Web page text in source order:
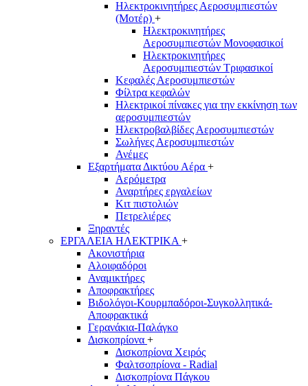
Ηλεκτροκινητήρες Αεροσυμπιεστών
(Μοτέρ) +
Ηλεκτροκινητήρες
Αεροσυμπιεστών Μονοφασικοί
Ηλεκτροκινητήρες
Αεροσυμπιεστών Τριφασικοί
Κεφαλές Αεροσυμπιεστών
Φίλτρα κεφαλών
Ηλεκτρικοί πίνακες για την εκκίνηση των
αεροσυμπιεστών
Ηλεκτροβαλβίδες Αεροσυμπιεστών
Σωλήνες Αεροσυμπιεστών
Ανέμες
Εξαρτήματα Δικτύου Αέρα +
Αερόμετρα
Αναρτήρες εργαλείων
Κιτ πιστολιών
Πετρελιέρες
Ξηραντές
ΕΡΓΑΛΕΙΑ ΗΛΕΚΤΡΙΚΑ +
Ακονιστήρια
Αλοιφαδόροι
Αναμικτήρες
Αποφρακτήρες
Βιδολόγοι-Κουρμπαδόροι-Συγκολλητικά-
Αποφρακτικά
Γερανάκια-Παλάγκο
Δισκοπρίονα +
Δισκοπρίονα Χειρός
Φαλτσοπρίονα - Radial
Δισκοπρίονα Πάγκου